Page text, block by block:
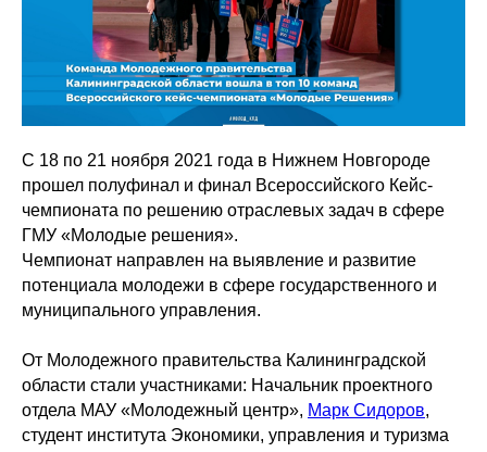
С 18 по 21 ноября 2021 года в Нижнем Новгороде
прошел полуфинал и финал Всероссийского Кейс-
чемпионата по решению отраслевых задач в сфере
ГМУ «Молодые решения».
Чемпионат направлен на выявление и развитие
потенциала молодежи в сфере государственного и
муниципального управления.
От Молодежного правительства Калининградской
области стали участниками: Начальник проектного
отдела МАУ «Молодежный центр», Марк Сидоров,
студент института Экономики, управления и туризма